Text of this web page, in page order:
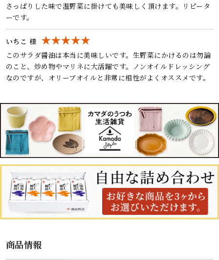
さっぱりした味で温野菜に掛けても美味しく頂けます。リピータ
ーです。
いちこ 様
このサラダ醤油は本当に美味しいです。生野菜にかけるのは勿論
のこと、炒め物やマリネに大活躍です。ノンオイルドレッシング
なのですが、オリーブオイルと非常に相性がよくオススメです。
商品情報